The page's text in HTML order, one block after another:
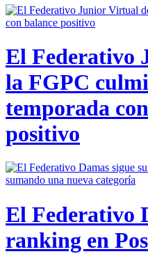
El Federativo
la FGPC
temporada
positivo
El Federativo
ranking en